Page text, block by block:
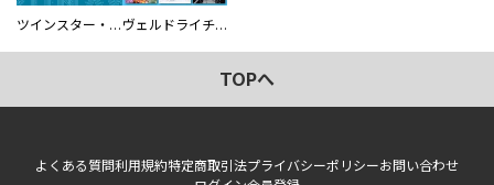
ツインスター・サイクロン・ランナウェイ ヴェルドライチオシ聖典パック 『転スラ』ミニ画集付き シリウス人気作３選
TOPへ
よくある質問利用規約特定商取引法プライバシーポリシーお問い合わせ